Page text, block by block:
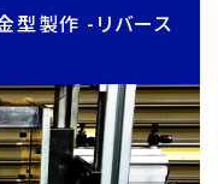
型製作 -リバース